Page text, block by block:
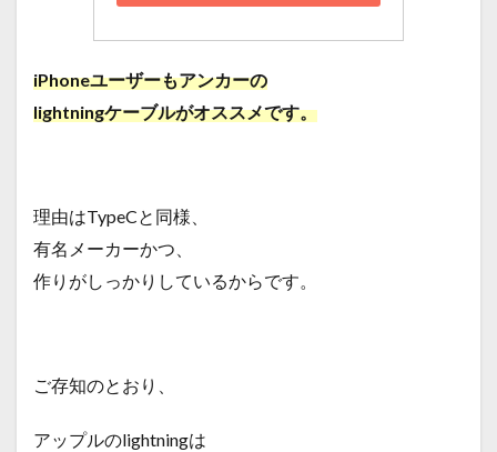
iPhoneユーザーもアンカーの
lightningケーブルがオススメです。
理由はTypeCと同様、
有名メーカーかつ、
作りがしっかりしているからです。
ご存知のとおり、
アップルのlightningは